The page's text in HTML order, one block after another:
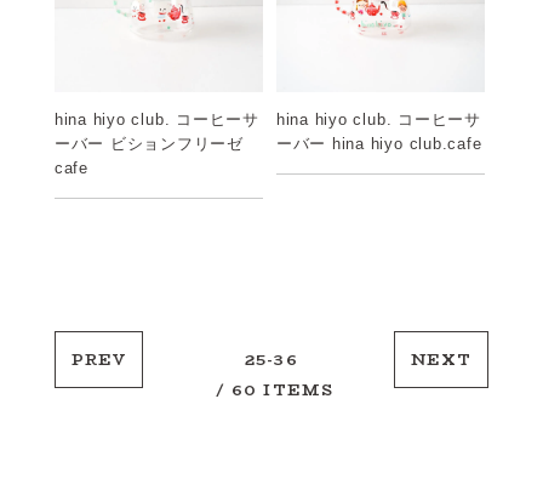
hina hiyo club. コーヒーサ
ーバー ビションフリーゼ
cafe
hina hiyo club. コーヒーサ
ーバー hina hiyo club.cafe
PREV
25-36
/ 60 ITEMS
NEXT